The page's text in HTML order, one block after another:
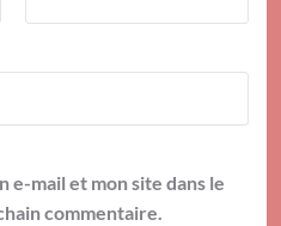
e-mail et mon site dans le
commentaire.